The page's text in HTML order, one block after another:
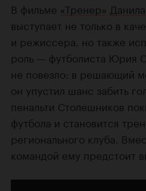
В фильме «Тренер»
выступает не только в
и режиссера, но также
роль — футболиста Юрия
не повезло: в решающий
он упустил шанс забить
пенальти Столешников
футбола и становится
регионального клуба.
командой ему предстоит